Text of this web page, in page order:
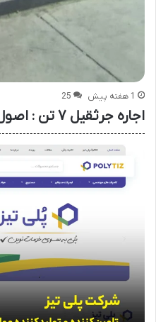
1 هفته پیش 25
اجاره جرثقیل ۷ تن : اصول کاربردها و مزایا